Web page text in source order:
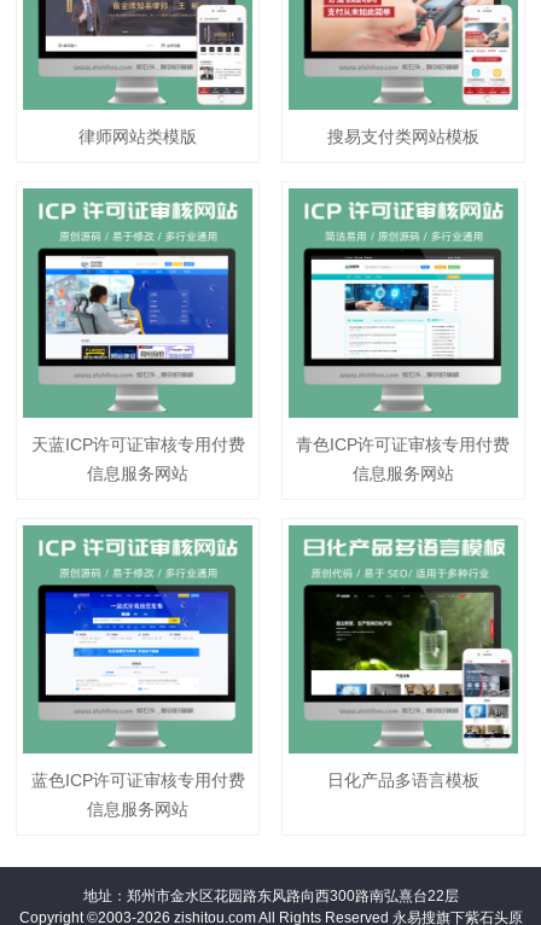
律师网站类模版 搜易支付类网站模板
天蓝ICP许可证审核专用付费
信息服务网站
青色ICP许可证审核专用付费
信息服务网站
蓝色ICP许可证审核专用付费
信息服务网站
日化产品多语言模板
地址：郑州市金水区花园路东风路向西300路南弘熹台22层
Copyright ©2003-2026 zishitou.com All Rights Reserved 永易搜旗下紫石头原